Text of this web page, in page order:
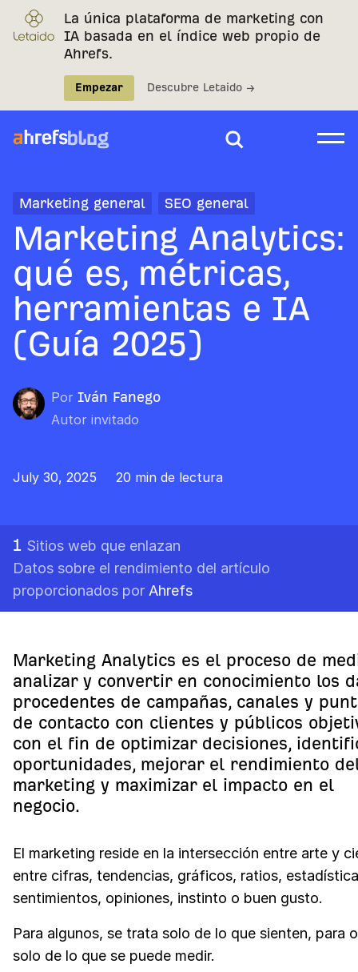
La única plataforma de marketing con
IA basada en el índice web propio de
Ahrefs.
Empezar Descubre Letaido →
Marketing general SEO general
Marketing Analytics:
qué es, métricas,
herramientas e IA
(Guía 2025)
Por Iván Fanego
Autor invitado
July 30, 2025 20 min de lectura
1 Sitios web que enlazan
Datos sobre el rendimiento del artículo
proporcionados por Ahrefs
Marketing Analytics es el proceso de
analizar y convertir en conocimiento los
procedentes de campañas, canales y
de contacto con clientes y públicos
con el fin de optimizar decisiones,
oportunidades, mejorar el rendimiento
marketing y maximizar el impacto en el
negocio.
El marketing reside en la intersección entre arte y
entre cifras, tendencias, gráficos, ratios,
sentimientos, opiniones, instinto o buen gusto.
Para algunos, se trata solo de lo que sienten, para
solo de lo que se puede medir.